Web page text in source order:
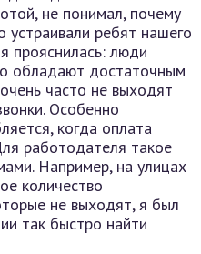
не понимал, почему
ребят нашего
прояснилась: люди
обладают достаточным
часто не выходят
Особенно
когда оплата
работодателя такое
Например, на улицах
количество
не выходят, я был
так быстро найти